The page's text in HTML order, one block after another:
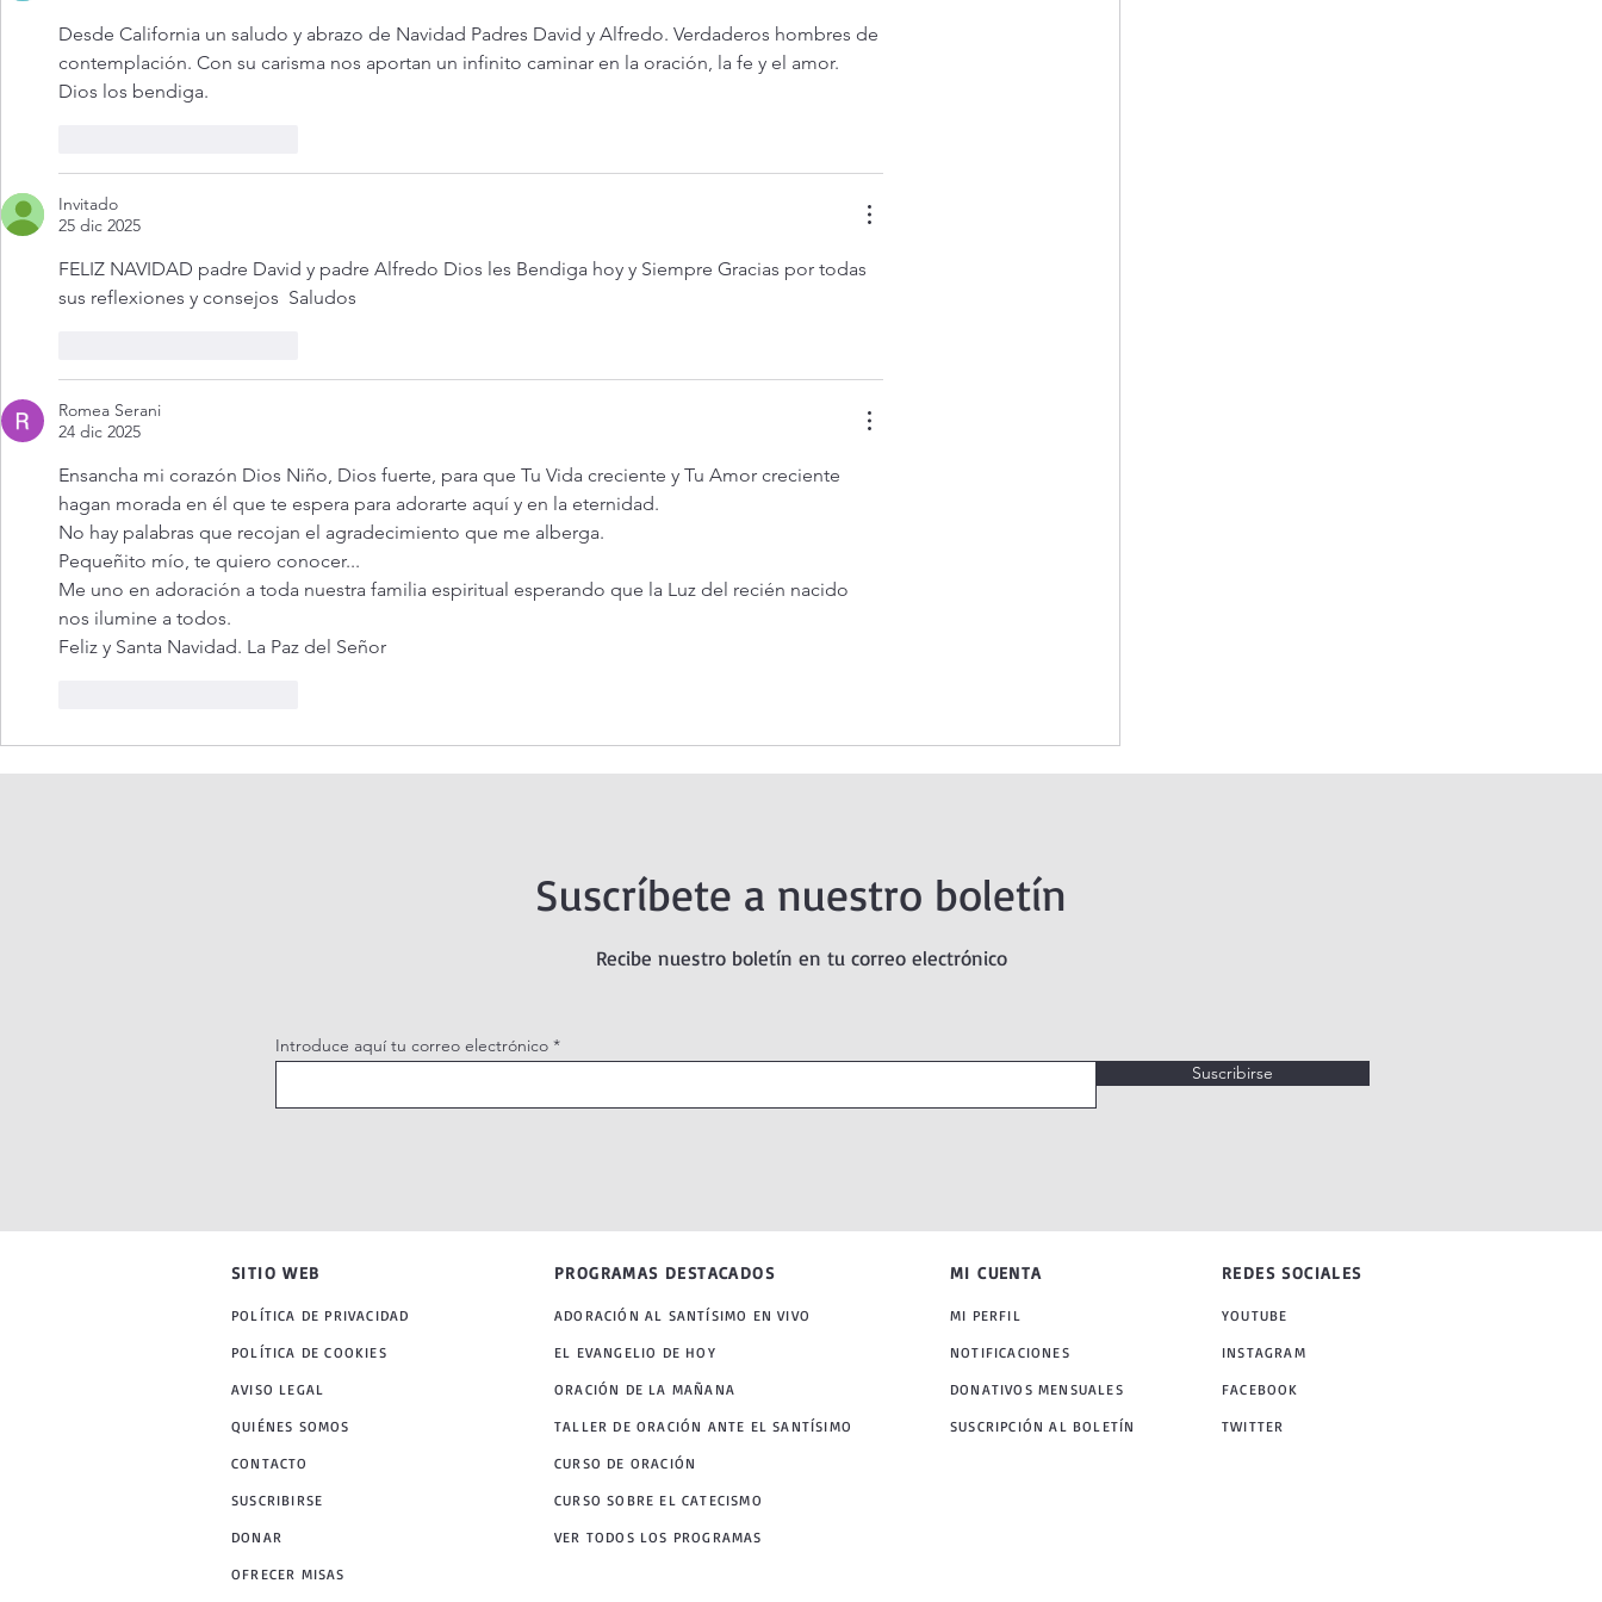
Desde California un saludo y abrazo de Navidad Padres David y Alfredo. Verdaderos hombres de
contemplación. Con su carisma nos aportan un infinito caminar en la oración, la fe y el amor.
Dios los bendiga.
Invitado
25 dic 2025
FELIZ NAVIDAD padre David y padre Alfredo Dios les Bendiga hoy y Siempre Gracias por todas
sus reflexiones y consejos  Saludos
Romea Serani
24 dic 2025
Ensancha mi corazón Dios Niño, Dios fuerte, para que Tu Vida creciente y Tu Amor creciente
hagan morada en él que te espera para adorarte aquí y en la eternidad.
No hay palabras que recojan el agradecimiento que me alberga.
Pequeñito mío, te quiero conocer...
Me uno en adoración a toda nuestra familia espiritual esperando que la Luz del recién nacido
nos ilumine a todos.
Feliz y Santa Navidad. La Paz del Señor
Suscríbete a nuestro boletín
Recibe nuestro boletín en tu correo electrónico
Introduce aquí tu correo electrónico
Suscribirse
SITIO WEB
POLÍTICA DE PRIVACIDAD
POLÍTICA DE COOKIES
AVISO LEGAL
QUIÉNES SOMOS
CONTACTO
SUSCRIBIRSE
DONAR
PROGRAMAS DESTACADOS
ADORACIÓN AL SANTÍSIMO EN VIVO
EL EVANGELIO DE HOY
ORACIÓN DE LA MAÑANA
TALLER DE ORACIÓN ANTE EL SANTÍSIMO
MI CUENTA
MI PERFIL
NOTIFICACIONES
DONATIVOS MENSUALES
SUSCRIPCIÓN AL BOLETÍN
REDES SOCIALES
YOUTUBE
INSTAGRAM
FACEBOOK
TWITTER
CURSO DE ORACIÓN
CURSO SOBRE EL CATECISMO
VER TODOS LOS PROGRAMAS
OFRECER MISAS